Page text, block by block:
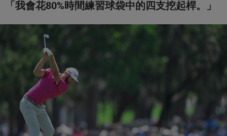
「我會花80%時間練習球袋中的四支挖起桿。」